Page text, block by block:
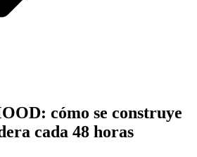
cómo se construye
cada 48 horas